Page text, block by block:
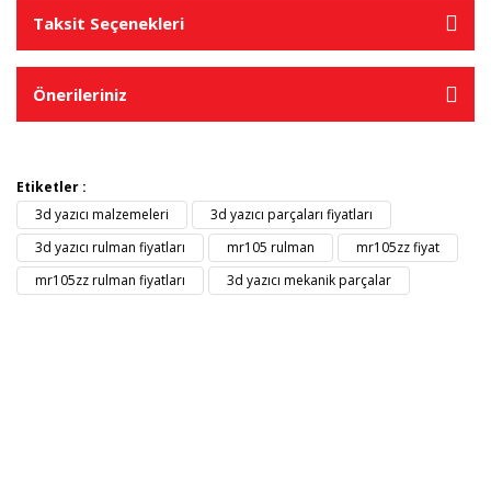
Taksit Seçenekleri
Önerileriniz
Etiketler :
3d yazıcı malzemeleri
3d yazıcı parçaları fiyatları
3d yazıcı rulman fiyatları
mr105 rulman
mr105zz fiyat
mr105zz rulman fiyatları
3d yazıcı mekanik parçalar